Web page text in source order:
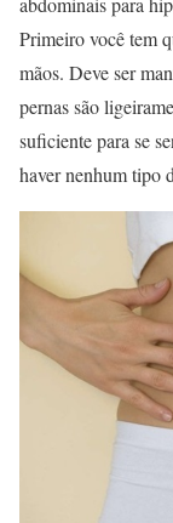
Primeiro você tem
mãos. Deve ser
pernas são
suficiente para se
haver nenhum tipo